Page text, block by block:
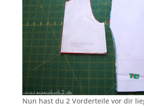
Nun hast du 2 Vorderteile vor dir